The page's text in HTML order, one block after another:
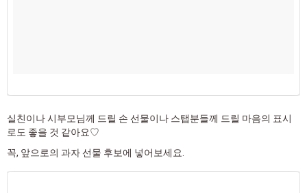
실친이나 시부모님께 드릴 손 선물이나 스탭분들께 드릴 마음의 표시
로도 좋을 것 같아요♡
꼭, 앞으로의 과자 선물 후보에 넣어보세요.